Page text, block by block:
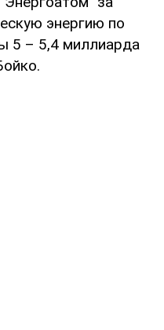
энергию по
5 – 5,4 миллиарда